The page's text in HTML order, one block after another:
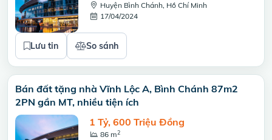
Huyện Bình Chánh, Hồ Chí Minh
17/04/2024
Lưu tin So sánh
Bán đất tặng nhà Vĩnh Lộc A, Bình Chánh 87m2
2PN gần MT, nhiều tiện ích
1 Tỷ, 600 Triệu Đồng
86 m2